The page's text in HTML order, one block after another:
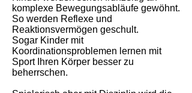
komplexe Bewegungsabläufe gewöhnt.
So werden Reflexe und
Reaktionsvermögen geschult.
Sogar Kinder mit
Koordinationsproblemen lernen mit
Sport Ihren Körper besser zu
beherrschen.